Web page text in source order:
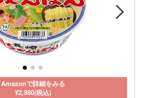
Amazonで詳細をみる
¥2,980(税込)